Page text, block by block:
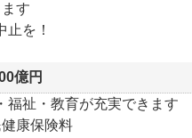
す
を！
億円
祉・教育が充実できます
康保険料